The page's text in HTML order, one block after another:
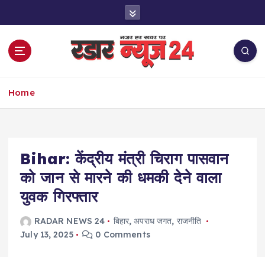
Home
Bihar: केंद्रीय मंत्री चिराग पासवान
को जान से मारने की धमकी देने वाला
युवक गिरफ्तार
RADAR NEWS 24 बिहार,अपराध जगत, राजनीति
July 13, 2025
0 Comments